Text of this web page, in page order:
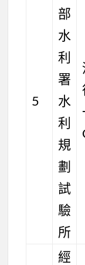
5
部
水
利
署
水
利
規
劃
試
驗
所
經